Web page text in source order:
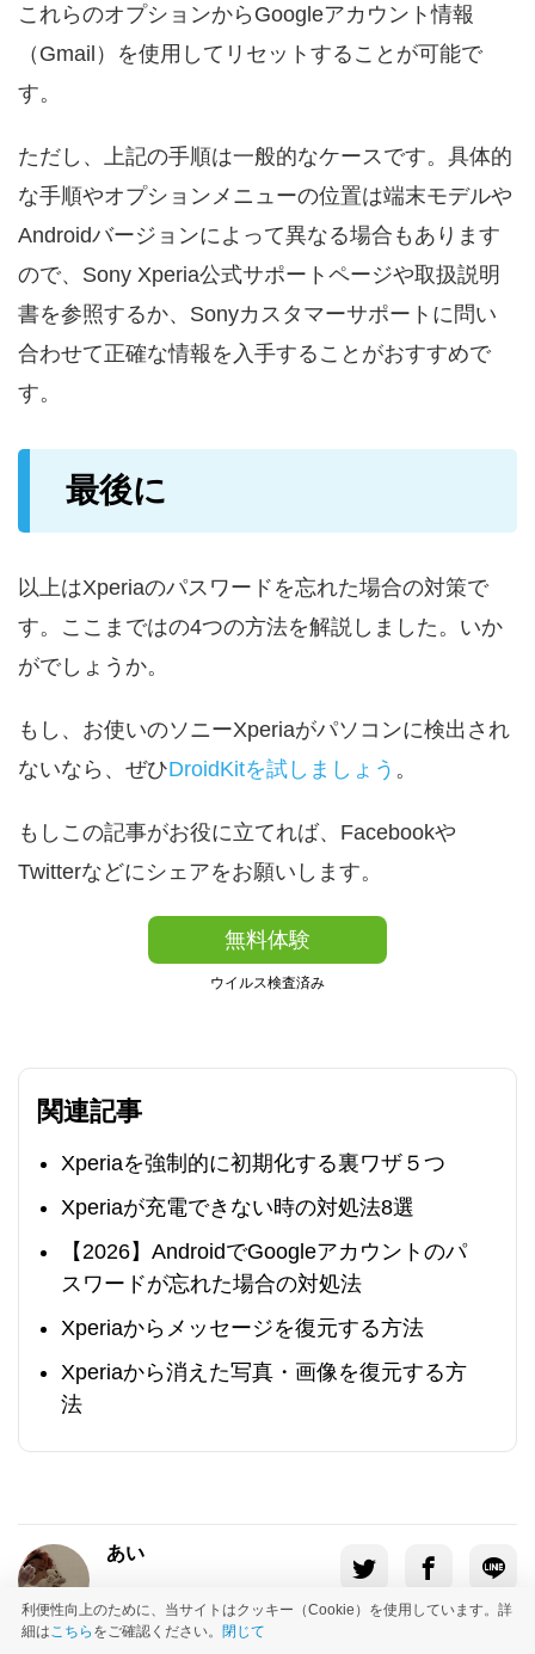
これらのオプションからGoogleアカウント情報
（Gmail）を使用してリセットすることが可能で
す。
ただし、上記の手順は一般的なケースです。具体的
な手順やオプションメニューの位置は端末モデルや
Androidバージョンによって異なる場合もあります
ので、Sony Xperia公式サポートページや取扱説明
書を参照するか、Sonyカスタマーサポートに問い
合わせて正確な情報を入手することがおすすめで
す。
最後に
以上はXperiaのパスワードを忘れた場合の対策で
す。ここまではの4つの方法を解説しました。いか
がでしょうか。
もし、お使いのソニーXperiaがパソコンに検出され
ないなら、ぜひDroidKitを試しましょう 。
もしこの記事がお役に立てれば、Facebookや
Twitterなどにシェアをお願いします。
無料体験
ウイルス検査済み
関連記事
Xperiaを強制的に初期化する裏ワザ５つ
Xperiaが充電できない時の対処法8選
【2026】AndroidでGoogleアカウントのパ
スワードが忘れた場合の対処法
Xperiaからメッセージを復元する方法
Xperiaから消えた写真・画像を復元する方
法
あい
利便性向上のために、当サイトはクッキー（Cookie）を使用しています。詳
細はこちら をご確認ください。 閉じて